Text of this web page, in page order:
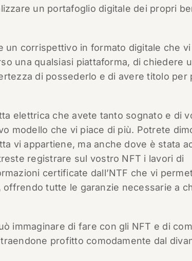
un portafoglio digitale dei propri
un corrispettivo in formato digitale che vi
una qualsiasi piattaforma, di chiedere
di possederlo e di avere titolo per
elettrica che avete tanto sognato e di
modello che vi piace di più. Potrete
vi appartiene, ma anche dove è stata
registrare sul vostro NFT i lavori di
certificate dall’NTF che vi
tutte le garanzie necessarie a
immaginare di fare con gli NFT e di
profitto comodamente dal